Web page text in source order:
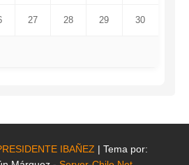
27 28 29 30
IBAÑEZ | Tema por: